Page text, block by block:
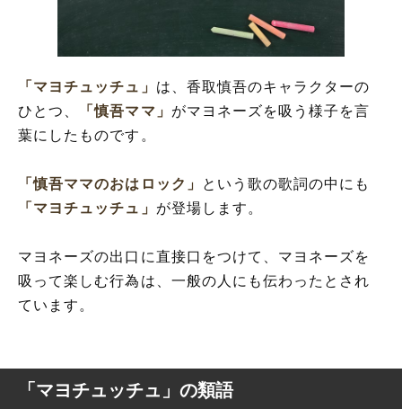
「マヨチュッチュ」 は、香取慎吾のキャラクターの
ひとつ、
「慎吾ママ」 がマヨネーズを吸う様子を言
葉にしたものです。
「慎吾ママのおはロック」
という歌の歌詞の中にも
「マヨチュッチュ」 が登場します。
マヨネーズの出口に直接口をつけて、マヨネーズを
吸って楽しむ行為は、一般の人にも伝わったとされ
ています。
「マヨチュッチュ」の類語